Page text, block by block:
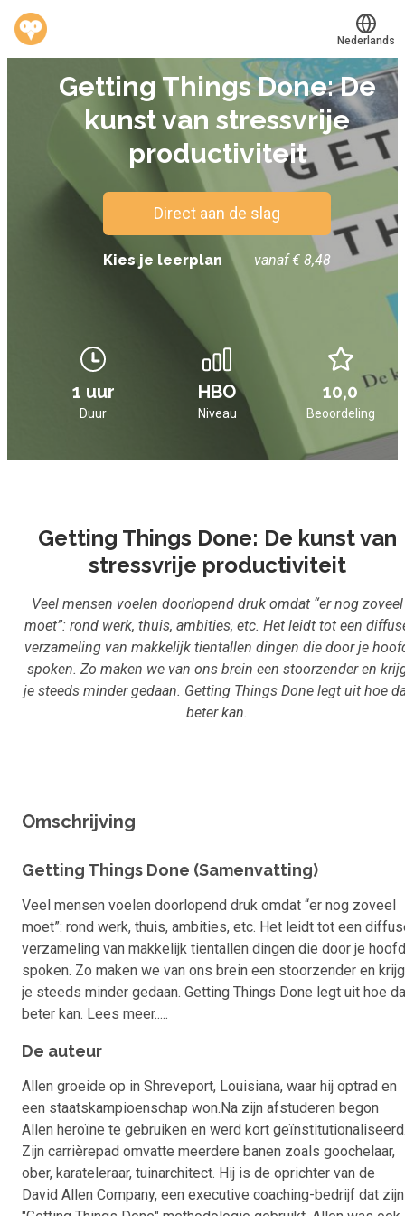
Werkvinders®
Bedrijven
Vacatures
Mijn leerplek
Voucher verzilveren
Account en hulp
Meer
Inloggen
Aanmelden
Translate
Nederlands
Getting Things Done: De
kunst van stressvrije
productiviteit
Direct aan de slag
Kies je leerplan vanaf € 8,48
1 uur HBO 10,0
Duur Niveau Beoordeling
Getting Things Done: De kunst van
stressvrije productiviteit
Veel mensen voelen doorlopend druk omdat “er nog zoveel
moet”: rond werk, thuis, ambities, etc. Het leidt tot een
verzameling van makkelijk tientallen dingen die door je
spoken. Zo maken we van ons brein een stoorzender en
je steeds minder gedaan. Getting Things Done legt uit hoe
beter kan.
Omschrijving
Getting Things Done (Samenvatting)
Veel mensen voelen doorlopend druk omdat “er nog zoveel
moet”: rond werk, thuis, ambities, etc. Het leidt tot een
verzameling van makkelijk tientallen dingen die door je hoofd
spoken. Zo maken we van ons brein een stoorzender en krijg
je steeds minder gedaan. Getting Things Done legt uit hoe
beter kan. Lees meer.....
De auteur
Allen groeide op in Shreveport, Louisiana, waar hij optrad en
een staatskampioenschap won.Na zijn afstuderen begon
Allen heroïne te gebruiken en werd kort
Zijn carrièrepad omvatte meerdere banen zoals goochelaar,
ober, karateleraar, tuinarchitect. Hij is de oprichter van de
David Allen Company, een executive coaching-bedrijf dat zijn